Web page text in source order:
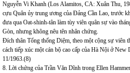
Nguyễn Vi Khanh (Los Alamitos, CA: Xuân Thu,
cựu Quân ủy trung ương của Đảng Cần Lao, trước
đưa qua Oat-shinh-tân làm tùy viên quân sự vào
Gòn, nhưng không nêu tên nhân chứng.
Đích thân Tổng thống Diệm, theo một cộng sự viên
cách tiếp xúc một cán bộ cao cấp của Hà Nội ở
11/1963.(8)
8. Lời chứng của Trần Văn Dĩnh trong Ellen